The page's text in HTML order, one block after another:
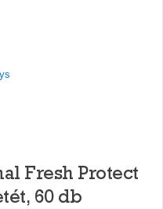
Fresh Protect
60 db